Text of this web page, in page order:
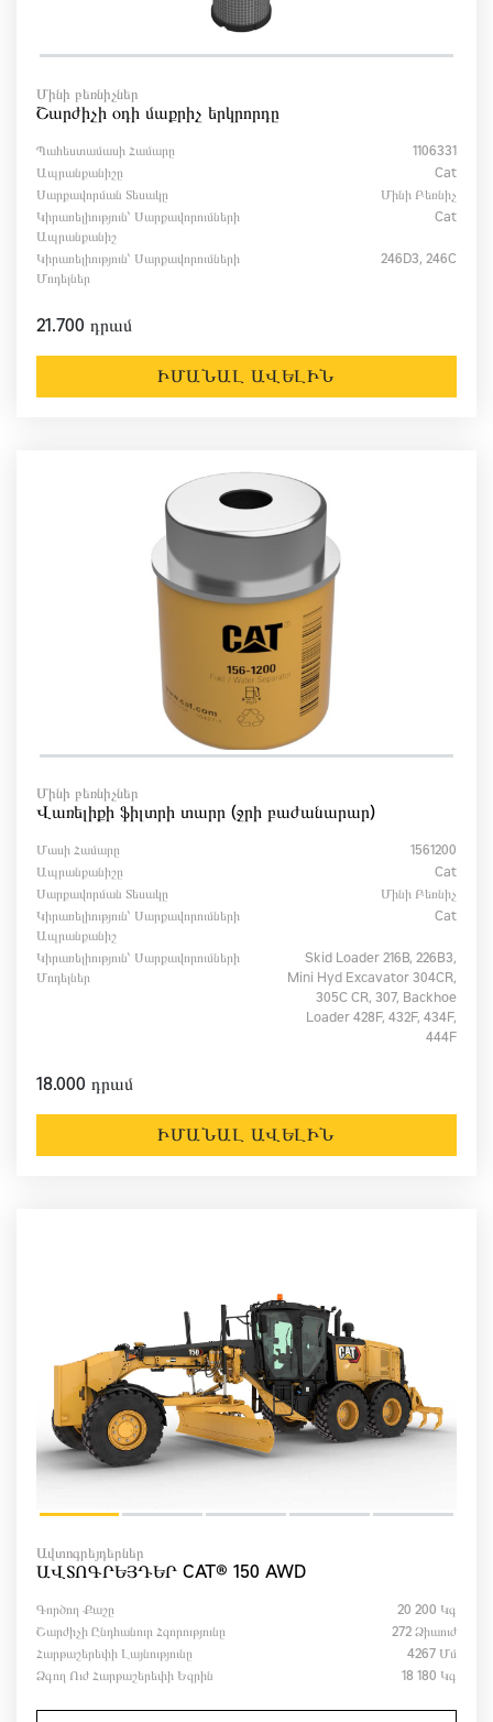
Մինի բեռնիչներ
Շարժիչի օդի մաքրիչ երկրորդը
Պահեստամասի Համարը
1106331
Ապրանքանիշը
Cat
Սարքավորման Տեսակը
Մինի Բեռնիչ
Կիրառելիություն՝ Սարքավորումների
Ապրանքանիշ
Cat
Կիրառելիություն՝ Սարքավորումների
Մոդելներ
246D3, 246C
21.700 դրամ
ԻՄԱՆԱԼ ԱՎԵԼԻՆ
Մինի բեռնիչներ
Վառելիքի ֆիլտրի տարր (ջրի բաժանարար)
Մասի Համարը
1561200
Ապրանքանիշը
Cat
Սարքավորման Տեսակը
Մինի Բեռնիչ
Կիրառելիություն՝ Սարքավորումների
Ապրանքանիշ
Cat
Կիրառելիություն՝ Սարքավորումների
Մոդելներ
Skid Loader 216B, 226B3,
Mini Hyd Excavator 304CR,
305C CR, 307, Backhoe
Loader 428F, 432F, 434F,
444F
18.000 դրամ
ԻՄԱՆԱԼ ԱՎԵԼԻՆ
Ավտոգրեյդերներ
ԱՎՏՈԳՐԵՅԴԵՐ CAT® 150 AWD
Գործող Քաշը
20 200 Կգ
Շարժիչի Ընդհանուր Հզորությունը
272 Ձիաուժ
Հարթաշերեփի Լայնությունը
4267 Մմ
Ձգող Ուժ Հարթաշերեփի Եզրին
18 180 Կգ